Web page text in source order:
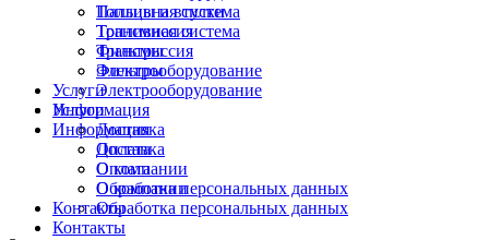
Топливная система
Трансмиссия
Фильтры
Электрооборудование
Услуги
Информация
Доставка
Оплата
О компании
Обработка персональных данных
Контакты
Пальцы и втулки
Топливная система
Трансмиссия
Фильтры
Электрооборудование
Услуги
Информация
Доставка
Оплата
О компании
Обработка персональных данных
Контакты